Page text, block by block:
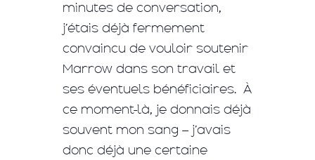
minutes de conversation,
j’étais déjà fermement
convaincu de vouloir soutenir
Marrow dans son travail et
ses éventuels bénéficiaires. À
ce moment-là, je donnais déjà
souvent mon sang – j’avais
donc déjà une certaine